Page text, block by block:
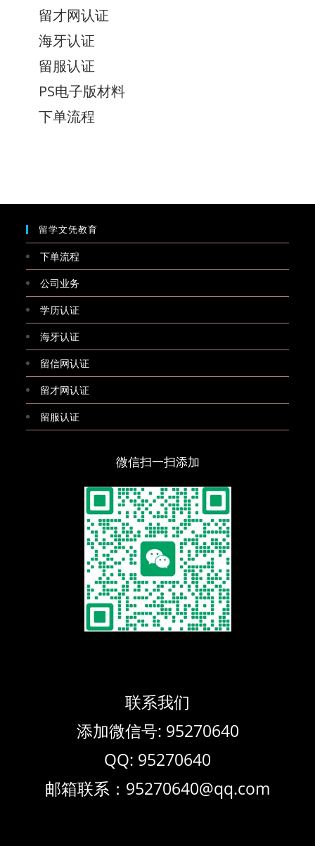
留才网认证
海牙认证
留服认证
PS电子版材料
下单流程
留学文凭教育
下单流程
公司业务
学历认证
海牙认证
留信网认证
留才网认证
留服认证
微信扫一扫添加
联系我们
添加微信号: 95270640
QQ: 95270640
邮箱联系：95270640@qq.com